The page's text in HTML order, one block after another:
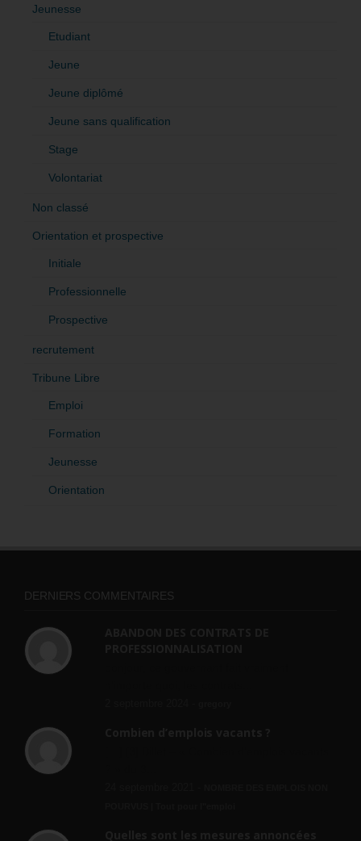
Jeunesse
Etudiant
Jeune
Jeune diplômé
Jeune sans qualification
Stage
Volontariat
Non classé
Orientation et prospective
Initiale
Professionnelle
Prospective
recrutement
Tribune Libre
Emploi
Formation
Jeunesse
Orientation
DERNIERS COMMENTAIRES